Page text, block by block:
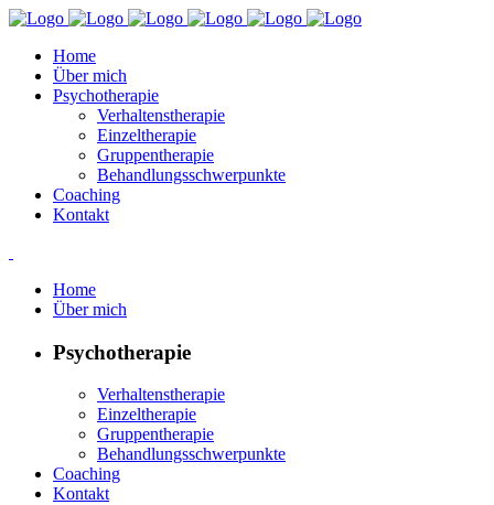
Home
Über mich
Psychotherapie
Verhaltenstherapie
Einzeltherapie
Gruppentherapie
Behandlungsschwerpunkte
Coaching
Kontakt
Home
Über mich
Psychotherapie
Verhaltenstherapie
Einzeltherapie
Gruppentherapie
Behandlungsschwerpunkte
Coaching
Kontakt